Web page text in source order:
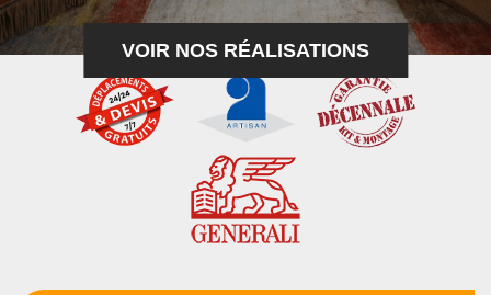
VOIR NOS RÉALISATIONS